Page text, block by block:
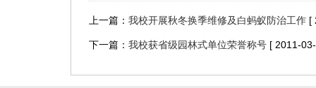
上一篇： 我校开展秋冬换季维修及白蚂蚁防治工作 [
下一篇： 我校获省级园林式单位荣誉称号 [ 2011-